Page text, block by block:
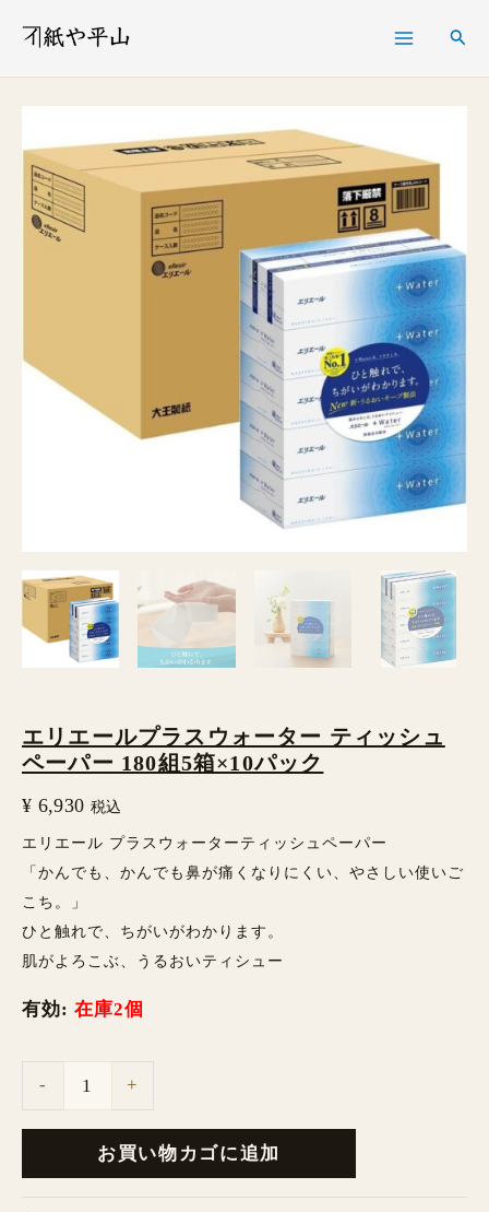
検
エリエールプラスウォーター ティッシュ
ペーパー 180組5箱×10パック
¥ 6,930 税込
エリエール プラスウォーターティッシュペーパー
「かんでも、かんでも鼻が痛くなりにくい、やさしい使いご
こち。」
ひと触れで、ちがいがわかります。
肌がよろこぶ、うるおいティシュー
有効: 在庫2個
-
リ
エ
ー
テ
ィ
ュ
パ
ー
180
5
×10
パ
ク
+
お買い物カゴに追加